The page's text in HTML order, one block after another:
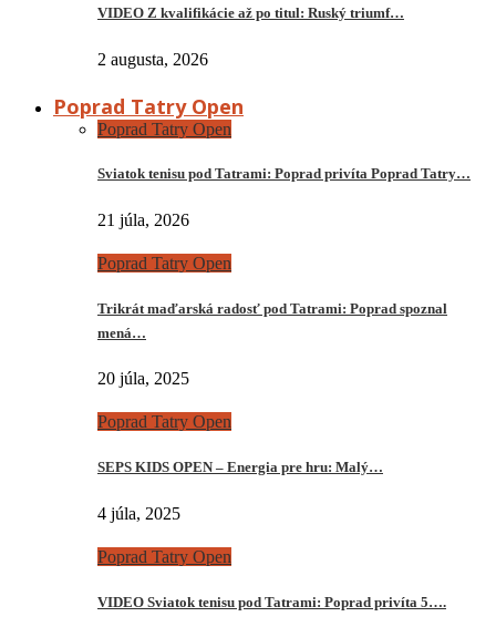
VIDEO Z kvalifikácie až po titul: Ruský triumf…
2 augusta, 2026
Poprad Tatry Open
Poprad Tatry Open
Sviatok tenisu pod Tatrami: Poprad privíta Poprad Tatry…
21 júla, 2026
Poprad Tatry Open
Trikrát maďarská radosť pod Tatrami: Poprad spoznal
mená…
20 júla, 2025
Poprad Tatry Open
SEPS KIDS OPEN – Energia pre hru: Malý…
4 júla, 2025
Poprad Tatry Open
VIDEO Sviatok tenisu pod Tatrami: Poprad privíta 5….